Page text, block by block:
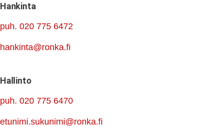
Hankinta
puh. 020 775 6472
hankinta@ronka.fi
Hallinto
puh. 020 775 6470
etunimi.sukunimi@ronka.fi